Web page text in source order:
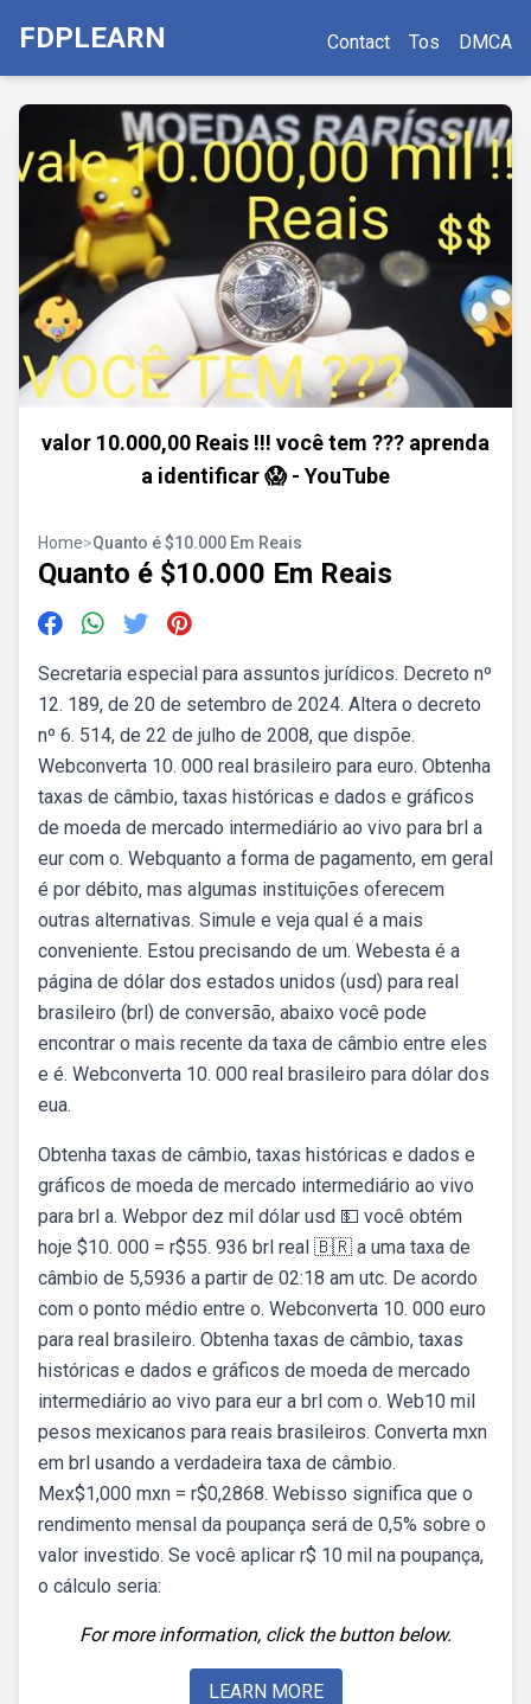
FDPLEARN Contact Tos DMCA
valor 10.000,00 Reais !!! você tem ??? aprenda
a identificar 😱 - YouTube
Home>Quanto é $10.000 Em Reais
Quanto é $10.000 Em Reais
Secretaria especial para assuntos jurídicos. Decreto nº
12. 189, de 20 de setembro de 2024. Altera o decreto
nº 6. 514, de 22 de julho de 2008, que dispõe.
Webconverta 10. 000 real brasileiro para euro. Obtenha
taxas de câmbio, taxas históricas e dados e gráficos
de moeda de mercado intermediário ao vivo para brl a
eur com o. Webquanto a forma de pagamento, em geral
é por débito, mas algumas instituições oferecem
outras alternativas. Simule e veja qual é a mais
conveniente. Estou precisando de um. Webesta é a
página de dólar dos estados unidos (usd) para real
brasileiro (brl) de conversão, abaixo você pode
encontrar o mais recente da taxa de câmbio entre eles
e é. Webconverta 10. 000 real brasileiro para dólar dos
eua.
Obtenha taxas de câmbio, taxas históricas e dados e
gráficos de moeda de mercado intermediário ao vivo
para brl a. Webpor dez mil dólar usd 💵 você obtém
hoje $10. 000 = r$55. 936 brl real 🇧🇷 a uma taxa de
câmbio de 5,5936 a partir de 02:18 am utc. De acordo
com o ponto médio entre o. Webconverta 10. 000 euro
para real brasileiro. Obtenha taxas de câmbio, taxas
históricas e dados e gráficos de moeda de mercado
intermediário ao vivo para eur a brl com o. Web10 mil
pesos mexicanos para reais brasileiros. Converta mxn
em brl usando a verdadeira taxa de câmbio.
Mex$1,000 mxn = r$0,2868. Webisso significa que o
rendimento mensal da poupança será de 0,5% sobre o
valor investido. Se você aplicar r$ 10 mil na poupança,
o cálculo seria:
For more information, click the button below.
LEARN MORE